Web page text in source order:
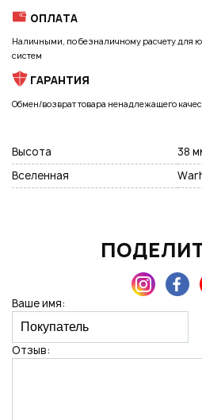
ОПЛАТА
Наличными, по безналичному расчету для
систем
ГАРАНТИЯ
Обмен/возврат товара ненадлежащего
Высота
38
Вселенная
Ваше имя:
Отзыв:
Подписаться на новые
Нажимая на кнопку "Отправить", вы